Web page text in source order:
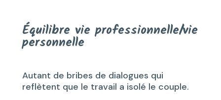
Équilibre vie professionnelle/vie
personnelle
Autant de bribes de dialogues qui
reflètent que le travail a isolé le couple.